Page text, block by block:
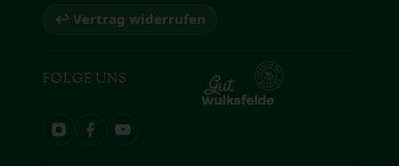
↩ Vertrag widerrufen
FOLGE UNS